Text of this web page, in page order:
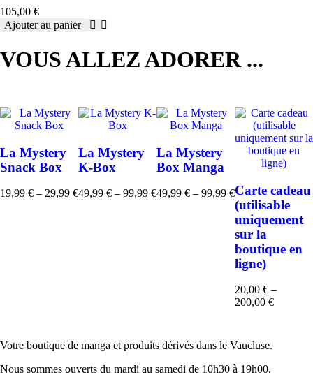
105,00 €
quantité
Fruits
Basket
Yuki
Soma
Ajouter au panier
VOUS ALLEZ ADORER ...
La Mystery
Snack Box
19,99 € – 29,99 €
Plage
La Mystery
K-Box
49,99 € – 99,99 €
Plage
La Mystery
Box Manga
49,99 € – 99,99 €
Plage
Carte cadeau
(utilisable
uniquement
sur la
boutique en
ligne)
20,00 € –
200,00 €
Plage
20,00 €
à
200,00 €
Votre boutique de manga et produits dérivés dans le Vaucluse.
Nous sommes ouverts du mardi au samedi de 10h30 à 19h00.